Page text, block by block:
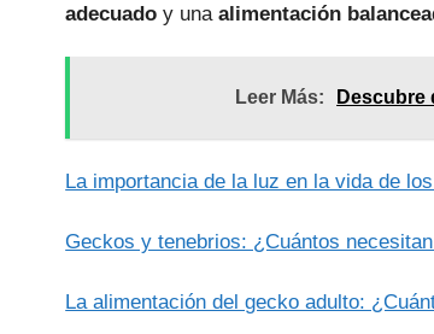
adecuado y unaalimentación
Leer Más: Descubre
La importancia de la luz en la vida de
Geckos y tenebrios: ¿Cuántos
La alimentación del gecko adulto: